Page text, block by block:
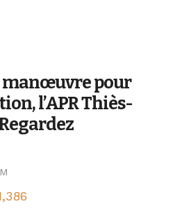
manœuvre pour
l’APR Thiès-